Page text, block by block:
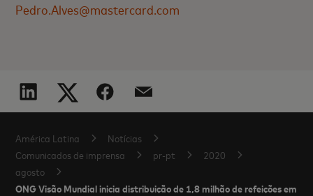
Pedro.Alves@mastercard.com
América Latina
Notícias
Comunicados de imprensa
pr-pt
2020
agosto
ONG Visão Mundial inicia distribuição de 1,8 milhão de refeições em